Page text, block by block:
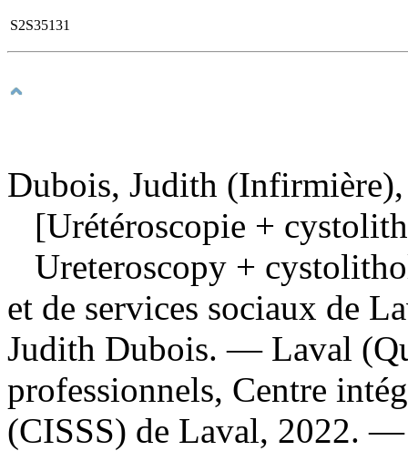
S2S35131
Dubois, Judith (Infirmière),
[Urétéroscopie +
Ureteroscopy +
et de services sociaux de
Judith Dubois. — Laval
professionnels, Centre
(CISSS) de Laval, 2022. —